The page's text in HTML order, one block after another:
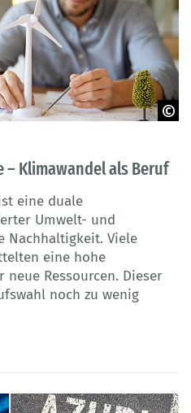
Klimawandel als Beruf
eine duale
Umwelt- und
Nachhaltigkeit. Viele
eine hohe
Ressourcen. Dieser
noch zu wenig